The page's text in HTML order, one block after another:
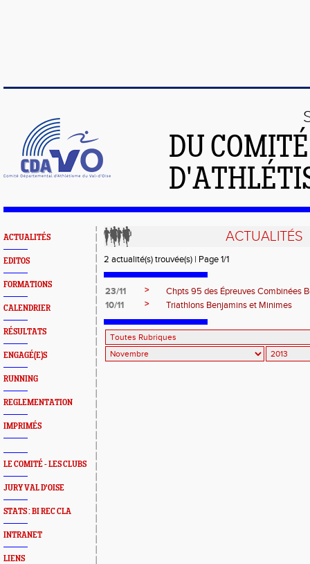
DU
ACTUALITÉS
EDITOS
FORMATIONS
CALENDRIER
RÉSULTATS
ENGAGÉ(E)S
RUNNING
REGLEMENTATION
IMPRIMÉS
LE COMITÉ - LES CLUBS
JURY VAL D'OISE
STATS : BI REC CLA
INTRANET
LIENS
ACTUALITÉS
2 actualité(s) trouvée(s) | Page 1/1
23/11 >
Chpts 95 des Épreuves Combinées
10/11
> Triathlons Benjamins et Minimes